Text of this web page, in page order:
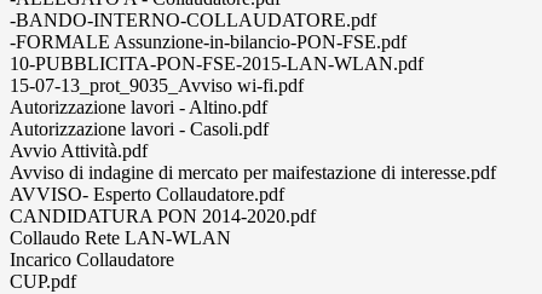
-BANDO-INTERNO-COLLAUDATORE.pdf
-FORMALE Assunzione-in-bilancio-PON-FSE.pdf
10-PUBBLICITA-PON-FSE-2015-LAN-WLAN.pdf
15-07-13_prot_9035_Avviso wi-fi.pdf
Autorizzazione lavori - Altino.pdf
Autorizzazione lavori - Casoli.pdf
Avvio Attività.pdf
Avviso di indagine di mercato per maifestazione di interesse.pdf
AVVISO- Esperto Collaudatore.pdf
CANDIDATURA PON 2014-2020.pdf
Collaudo Rete LAN-WLAN
Incarico Collaudatore
CUP.pdf